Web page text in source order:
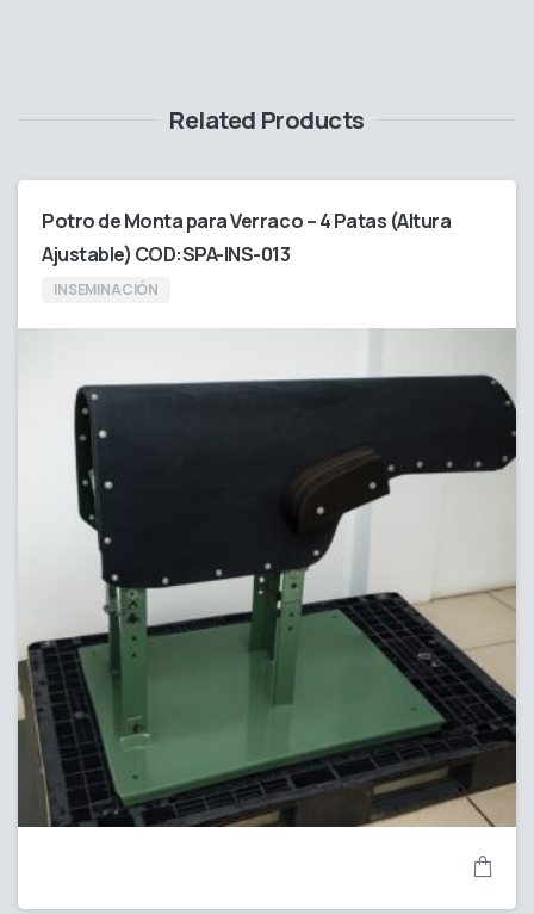
Related Products
Potro de Monta para Verraco – 4 Patas (Altura
Ajustable) COD:SPA-INS-013
INSEMINACIÓN